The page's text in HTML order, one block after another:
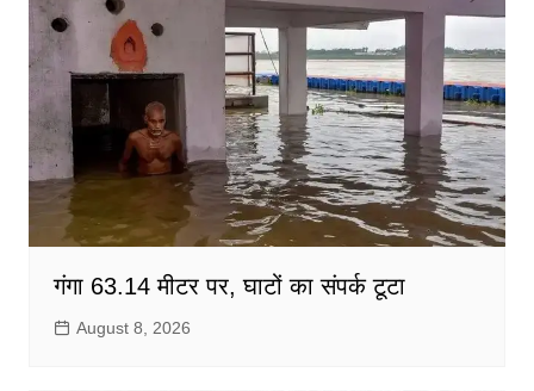
गंगा 63.14 मीटर पर, घाटों का संपर्क टूटा
August 8, 2026